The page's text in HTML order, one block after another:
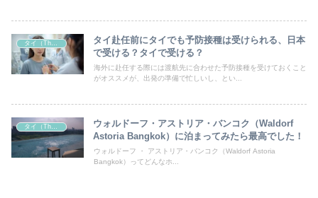
タイ（Thailand）
タイ赴任前にタイでも予防接種は受けられる、日本
で受ける？タイで受ける？
海外に赴任する際には渡航先に合わせた予防接種を受けておくこと
がオススメが、出発の準備で忙しいし、とい...
タイ（Thailand）
ウォルドーフ・アストリア・バンコク（Waldorf
Astoria Bangkok）に泊まってみたら最高でした！
ウォルドーフ ・ アストリア・バンコク（Waldorf Astoria
Bangkok）ってどんなホ...